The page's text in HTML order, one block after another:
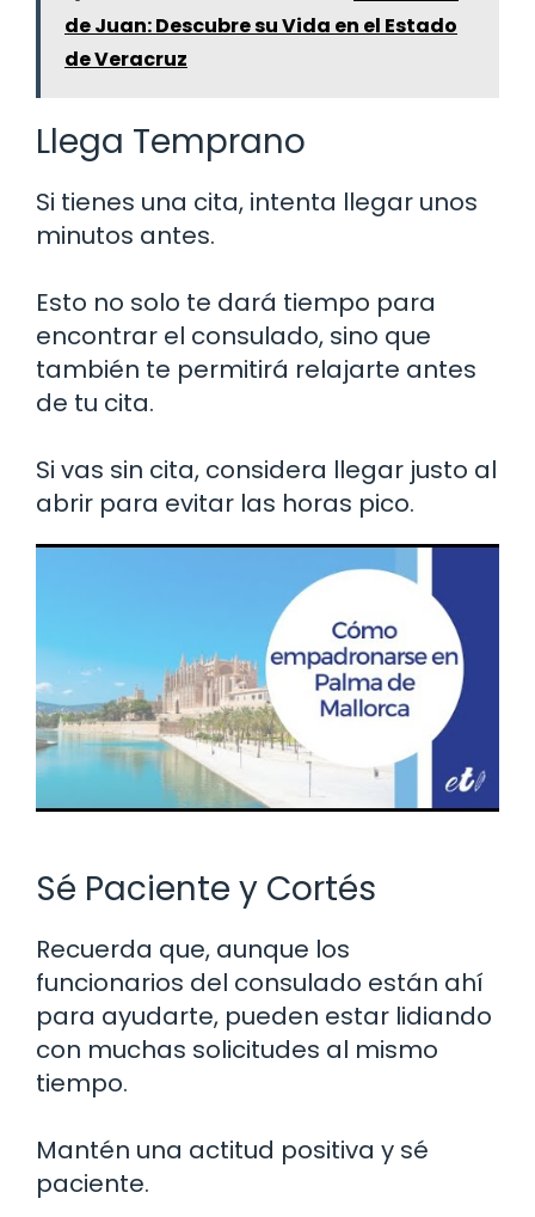
de Juan: Descubre su Vida en el Estado
de Veracruz
Llega Temprano
Si tienes una cita, intenta llegar unos
minutos antes.
Esto no solo te dará tiempo para
encontrar el consulado, sino que
también te permitirá relajarte antes
de tu cita.
Si vas sin cita, considera llegar justo al
abrir para evitar las horas pico.
Sé Paciente y Cortés
Recuerda que, aunque los
funcionarios del consulado están ahí
para ayudarte, pueden estar lidiando
con muchas solicitudes al mismo
tiempo.
Mantén una actitud positiva y sé
paciente.